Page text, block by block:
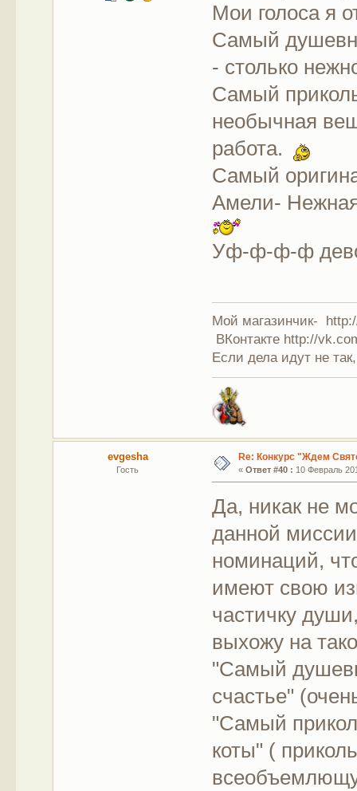
Мои голоса я
Самый
- столько
Самый
необычная
работа.
Самый
Амели-
Уф-ф-ф-ф
Мой магазинчик-
ВКонтакте http://
Если дела идут не
evgesha
Гость
Re: Конкурс "Ждем
« Ответ #40 : 10 Февраль
Да, никак не
данной
номинаций,
имеют свою
частичку
выхожу на
"Самый
счастье"
"Самый
коты" (